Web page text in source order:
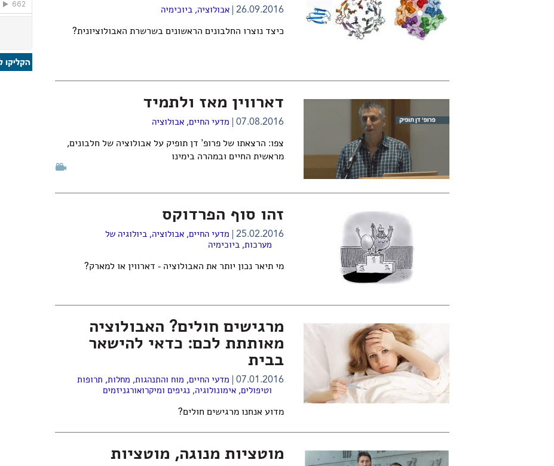
26.09.2016 אבולוציה,ביוכימיה
כיצד נוצרו החלבונים הראשונים בשרשרת האבולוציונית?
דארווין מאז ולתמיד
07.08.2016 מדעי החיים,אבולוציה
צפו: הרצאתו של פרופ' דן תופיק על אבולוציה של חלבונים,
מראשית החיים ובמהרה בימינו
זהו סוף הפרדוקס
25.02.2016 מדעי החיים,אבולוציה,ביולוגיה של
מערכות,ביוכימיה
מי תיאר נכון יותר את האבולוציה - דארווין או למארק?
מרגישים חולים? האבולוציה
מאותתת לכם: כדאי להישאר
בבית
07.01.2016 מדעי החיים, מוח והתנהגות, מחלות, תרופות
וטיפולים,אימונולוגיה, נגיפים ומיקרואורגניזמים
מדוע אנחנו מרגישים חולים?
מוטציות מנוגה, מוטציות